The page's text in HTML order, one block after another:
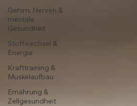
Gehirn, Nerven &
mentale
Gesundheit
Stoffwechsel &
Energie
Krafttraining &
Muskelaufbau
Ernährung &
Zellgesundheit